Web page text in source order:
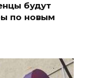
будут
по новым